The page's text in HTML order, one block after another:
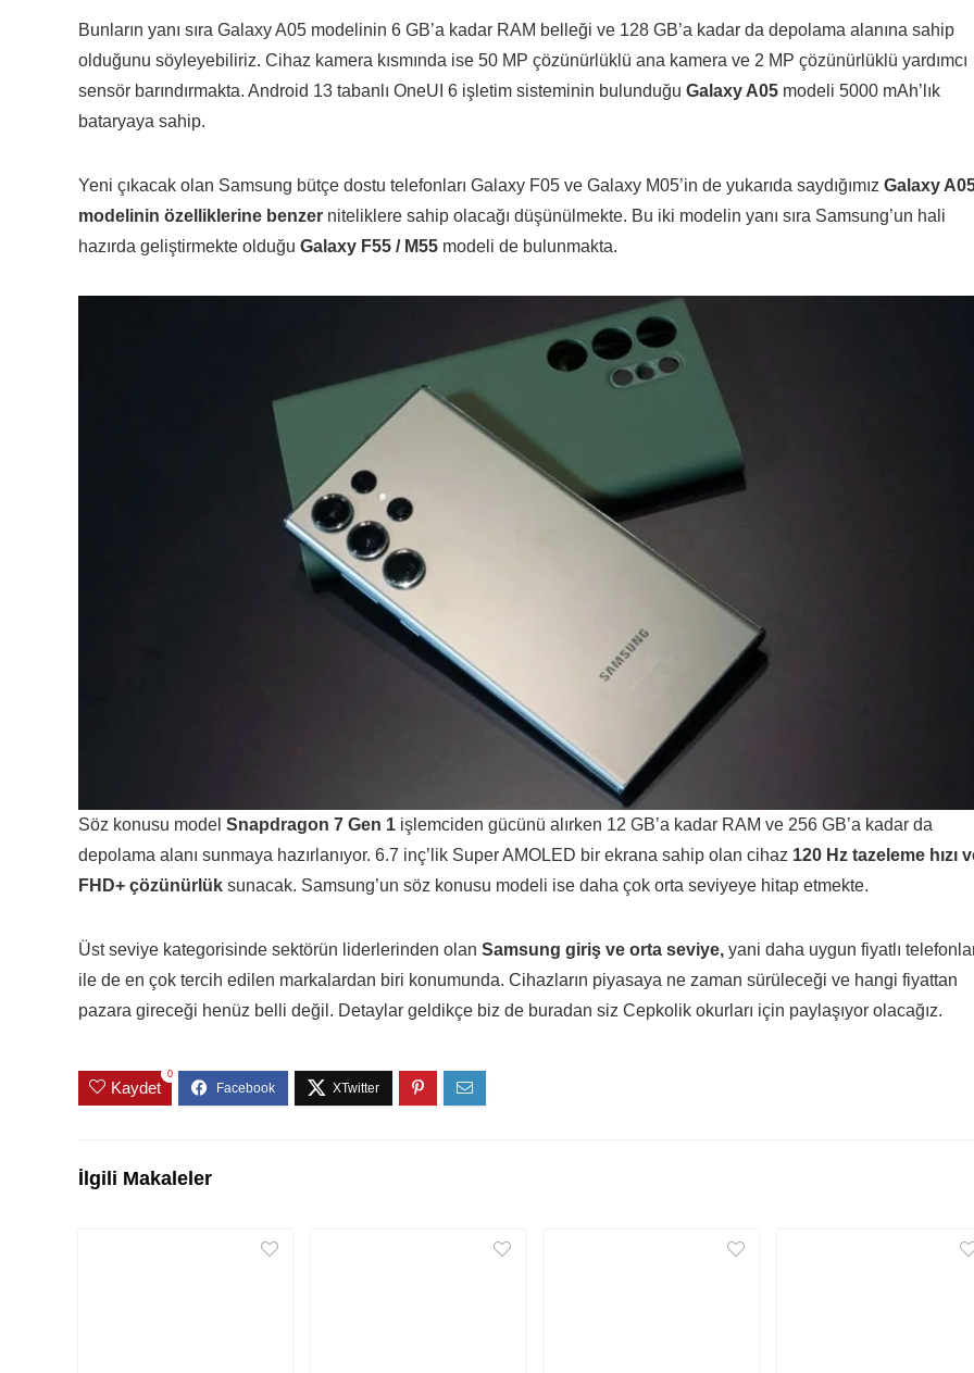
Bunların yanı sıra Galaxy A05 modelinin 6 GB’a kadar RAM belleği ve 128 GB’a kadar da depolama alanına sahip
olduğunu söyleyebiliriz. Cihaz kamera kısmında ise 50 MP çözünürlüklü ana kamera ve 2 MP çözünürlüklü yardımcı
sensör barındırmakta. Android 13 tabanlı OneUI 6 işletim sisteminin bulunduğu Galaxy A05 modeli 5000 mAh’lık
bataryaya sahip.
Yeni çıkacak olan Samsung bütçe dostu telefonları Galaxy F05 ve Galaxy M05’in de yukarıda saydığımız Galaxy
modelinin özelliklerine benzer niteliklere sahip olacağı düşünülmekte. Bu iki modelin yanı sıra Samsung’un hali
hazırda geliştirmekte olduğu Galaxy F55 / M55 modeli de bulunmakta.
Söz konusu model Snapdragon 7 Gen 1 işlemciden gücünü alırken 12 GB’a kadar RAM ve 256 GB’a kadar da
depolama alanı sunmaya hazırlanıyor. 6.7 inç’lik Super AMOLED bir ekrana sahip olan cihaz 120 Hz tazeleme hızı
FHD+ çözünürlük sunacak. Samsung’un söz konusu modeli ise daha çok orta seviyeye hitap etmekte.
Üst seviye kategorisinde sektörün liderlerinden olan Samsung giriş ve orta seviye, yani daha uygun fiyatlı
ile de en çok tercih edilen markalardan biri konumunda. Cihazların piyasaya ne zaman sürüleceği ve hangi fiyattan
pazara gireceği henüz belli değil. Detaylar geldikçe biz de buradan siz Cepkolik okurları için paylaşıyor olacağız.
Kaydet
0
İlgili Makaleler